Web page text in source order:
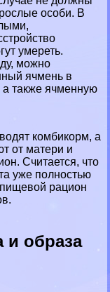
особи. В
умереть.
можно
ячмень в
а также ячменную
комбикорм, а
от матери и
Считается, что
уже полностью
рацион
и образа